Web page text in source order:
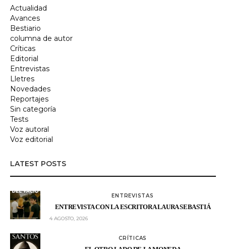
Actualidad
Avances
Bestiario
columna de autor
Críticas
Editorial
Entrevistas
Lletres
Novedades
Reportajes
Sin categoría
Tests
Voz autoral
Voz editorial
LATEST POSTS
ENTREVISTAS
ENTREVISTA CON LA ESCRITORA LAURA SEBASTIÁ
4 AGOSTO, 2026
CRÍTICAS